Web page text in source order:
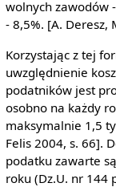
wolnych zawodów
- 8,5%. [A. Deresz,
Korzystając z tej
uwzględnienie
podatników jest
osobno na każdy
maksymalnie 1,5
Felis 2004, s. 66].
podatku zawarte
roku (Dz.U. nr 144